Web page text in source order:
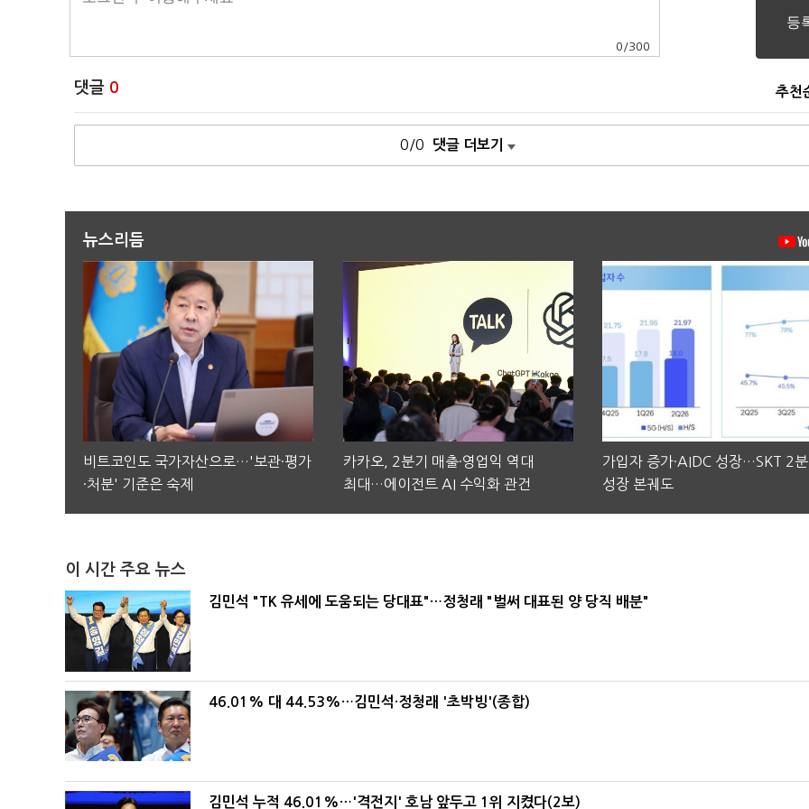
0 /300
댓글 0 추천
0/0 댓글 더보기
뉴스리듬
비트코인도 국가자산으로…'보관·평가
·처분' 기준은 숙제
카카오, 2분기 매출·영업익 역대
최대…에이전트 AI 수익화 관건
가입자 증가·AIDC 성장…SKT 2
성장 본궤도
이 시간 주요 뉴스
김민석 "TK 유세에 도움되는 당대표"…정청래 "벌써 대표된 양 당직 배분"
46.01% 대 44.53%…김민석·정청래 '초박빙'(종합)
김민석 누적 46.01%…'격전지' 호남 앞두고 1위 지켰다(2보)